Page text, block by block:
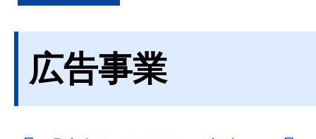
広告事業